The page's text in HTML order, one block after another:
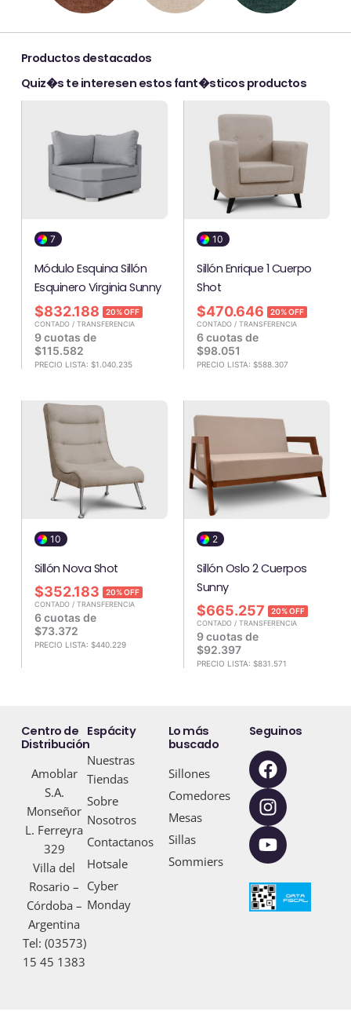
Productos destacados
Quiz�s te interesen estos fant�sticos productos
7
Módulo Esquina Sillón
Esquinero Virginia Sunny
$832.188 20% OFF
CONTADO / TRANSFERENCIA
9 cuotas de
$115.582
PRECIO LISTA: $1.040.235
10
Sillón Enrique 1 Cuerpo
Shot
$470.646 20% OFF
CONTADO / TRANSFERENCIA
6 cuotas de
$98.051
PRECIO LISTA: $588.307
10
Sillón Nova Shot
$352.183 20% OFF
CONTADO / TRANSFERENCIA
6 cuotas de
$73.372
PRECIO LISTA: $440.229
2
Sillón Oslo 2 Cuerpos
Sunny
$665.257 20% OFF
CONTADO / TRANSFERENCIA
9 cuotas de
$92.397
PRECIO LISTA: $831.571
Centro de
Distribución
Amoblar
S.A.
Monseñor
L. Ferreyra
329
Villa del
Rosario –
Córdoba –
Argentina
Tel: (03573)
15 45 1383
Espácity
Nuestras
Tiendas
Sobre
Nosotros
Contactanos
Hotsale
Cyber
Monday
Lo más
buscado
Sillones
Comedores
Mesas
Sillas
Sommiers
Seguinos
F
a
c
e
b
o
o
k
I
n
s
t
a
g
r
a
m
Y
o
u
t
u
b
e